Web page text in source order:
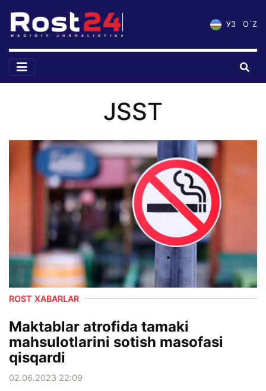
УЗ O`Z
JSST
ROST XABARLAR
Maktablar atrofida tamaki
mahsulotlarini sotish masofasi
qisqardi
02.06.2023 22:09